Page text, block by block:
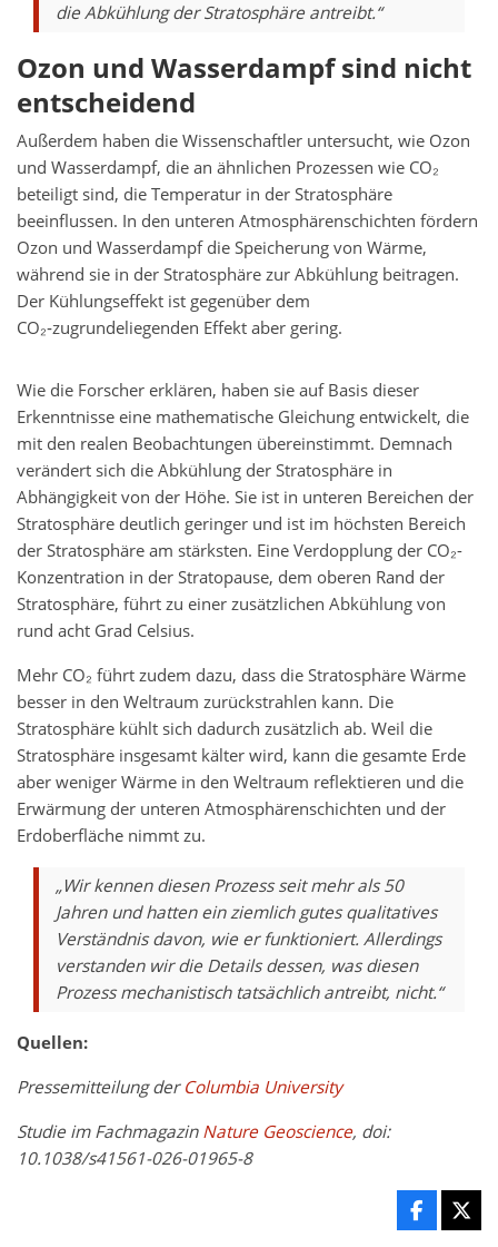
die Abkühlung der Stratosphäre antreibt.“
Ozon und Wasserdampf sind nicht
entscheidend
Außerdem haben die Wissenschaftler untersucht, wie Ozon
und Wasserdampf, die an ähnlichen Prozessen wie CO₂
beteiligt sind, die Temperatur in der Stratosphäre
beeinflussen. In den unteren Atmosphärenschichten fördern
Ozon und Wasserdampf die Speicherung von Wärme,
während sie in der Stratosphäre zur Abkühlung beitragen.
Der Kühlungseffekt ist gegenüber dem
CO₂‑zugrundeliegenden Effekt aber gering.
Wie die Forscher erklären, haben sie auf Basis dieser
Erkenntnisse eine mathematische Gleichung entwickelt, die
mit den realen Beobachtungen übereinstimmt. Demnach
verändert sich die Abkühlung der Stratosphäre in
Abhängigkeit von der Höhe. Sie ist in unteren Bereichen der
Stratosphäre deutlich geringer und ist im höchsten Bereich
der Stratosphäre am stärksten. Eine Verdopplung der CO₂-
Konzentration in der Stratopause, dem oberen Rand der
Stratosphäre, führt zu einer zusätzlichen Abkühlung von
rund acht Grad Celsius.
Mehr CO₂ führt zudem dazu, dass die Stratosphäre Wärme
besser in den Weltraum zurückstrahlen kann. Die
Stratosphäre kühlt sich dadurch zusätzlich ab. Weil die
Stratosphäre insgesamt kälter wird, kann die gesamte Erde
aber weniger Wärme in den Weltraum reflektieren und die
Erwärmung der unteren Atmosphärenschichten und der
Erdoberfläche nimmt zu.
„Wir kennen diesen Prozess seit mehr als 50
Jahren und hatten ein ziemlich gutes qualitatives
Verständnis davon, wie er funktioniert. Allerdings
verstanden wir die Details dessen, was diesen
Prozess mechanistisch tatsächlich antreibt, nicht.“
Quellen:
Pressemitteilung derColumbia University
Studie im FachmagazinNature Geoscience, doi:
10.1038/s41561-026-01965-8